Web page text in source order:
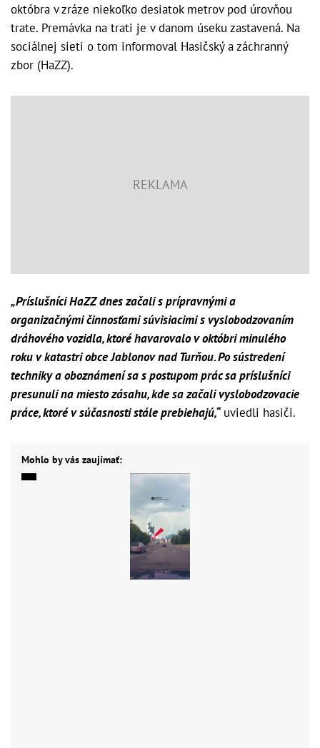
októbra v zráze niekoľko desiatok metrov pod úrovňou
trate. Premávka na trati je v danom úseku zastavená. Na
sociálnej sieti o tom informoval Hasičský a záchranný
zbor (HaZZ).
„Príslušníci HaZZ dnes začali s prípravnými a
organizačnými činnosťami súvisiacimi s vyslobodzovaním
dráhového vozidla, ktoré havarovalo v októbri minulého
roku v katastri obce Jablonov nad Turňou. Po sústredení
techniky a oboznámení sa s postupom prác sa príslušníci
presunuli na miesto zásahu, kde sa začali vyslobodzovacie
práce, ktoré v súčasnosti stále prebiehajú,“uviedli hasiči.
Mohlo by vás zaujímať: